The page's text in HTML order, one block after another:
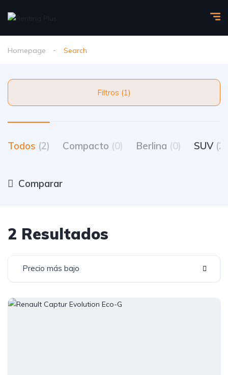
Homepage Search
Filtros (1)
Todos (2) Compacto (0) Berlina (0) SUV (2)
Comparar
2 Resultados
Precio más bajo